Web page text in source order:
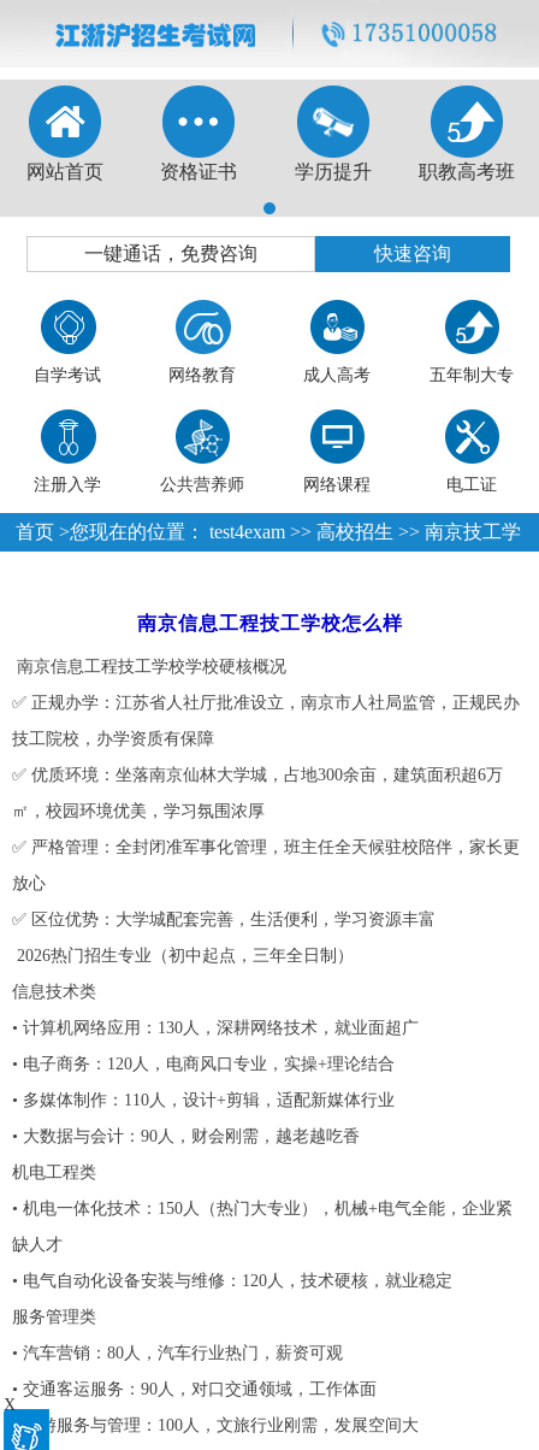
X
1
网站首页 资格证书 学历提升 职教高考班
一键通话，免费咨询 快速咨询
自学考试 网络教育 成人高考 五年制大专
注册入学 公共营养师 网络课程 电工证
首页 >您现在的位置： test4exam >> 高校招生 >> 南京技工学
南京信息工程技工学校怎么样
南京信息工程技工学校学校硬核概况
✅ 正规办学：江苏省人社厅批准设立，南京市人社局监管，正规民办
技工院校，办学资质有保障
✅ 优质环境：坐落南京仙林大学城，占地300余亩，建筑面积超6万
㎡，校园环境优美，学习氛围浓厚
✅ 严格管理：全封闭准军事化管理，班主任全天候驻校陪伴，家长更
放心
✅ 区位优势：大学城配套完善，生活便利，学习资源丰富
2026热门招生专业（初中起点，三年全日制）
信息技术类
• 计算机网络应用：130人，深耕网络技术，就业面超广
• 电子商务：120人，电商风口专业，实操+理论结合
• 多媒体制作：110人，设计+剪辑，适配新媒体行业
• 大数据与会计：90人，财会刚需，越老越吃香
机电工程类
• 机电一体化技术：150人（热门大专业），机械+电气全能，企业紧
缺人才
• 电气自动化设备安装与维修：120人，技术硬核，就业稳定
服务管理类
• 汽车营销：80人，汽车行业热门，薪资可观
• 交通客运服务：90人，对口交通领域，工作体面
• 旅游服务与管理：100人，文旅行业刚需，发展空间大